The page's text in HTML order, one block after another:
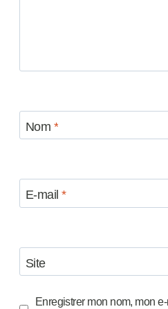
Nom *
E-mail*
Site
Enregistrer mon nom, mon